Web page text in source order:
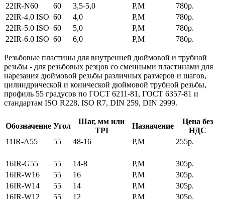
22IR-N60 60 3,5-5,0 P,M
780р.
22IR-4.0 ISO 60 4,0 P,M
780р.
22IR-5.0 ISO 60 5,0 P,M
780р.
22IR-6.0 ISO 60 6,0 P,M 780р.
Резьбовые пластины для внутренней дюймовой и трубной
резьбы - для резьбовых резцов со сменными пластинами для
нарезания дюймовой резьбы различных размеров и шагов,
цилиндрической и конической дюймовой трубной резьбы,
профиль 55 градусов по ГОСТ 6211-81, ГОСТ 6357-81 и
стандартам ISO R228, ISO R7, DIN 259, DIN 2999.
Обозначение Угол
Шаг, мм или
TPI
Назначение
Цена без
НДС
11IR-A55
55 48-16 P,M 255р.
16IR-G55 55 14-8 P,M
305р.
16IR-W16
55 16 P,M
305р.
16IR-W14
55 14 P,M
305р.
16IR-W12
55 12 P,M 305р.